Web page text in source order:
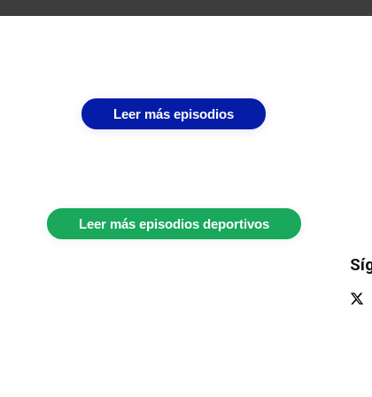
Leer más episodios
Leer más episodios deportivos